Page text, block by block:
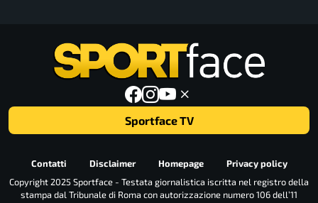
Sportface TV
Contatti Disclaimer Homepage
Privacy policy
Copyright 2025 Sportface - Testata giornalistica iscritta nel registro della
stampa dal Tribunale di Roma con autorizzazione numero 106 dell’11